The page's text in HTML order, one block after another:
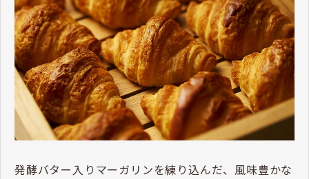
発酵バター入りマーガリンを練り込んだ、風味豊かな